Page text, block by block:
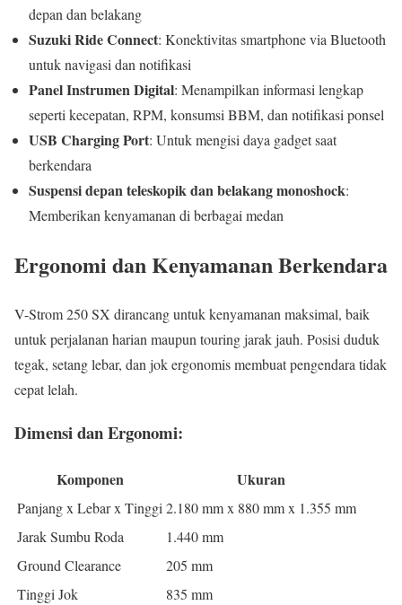
depan dan belakang
Suzuki Ride Connect: Konektivitas smartphone via Bluetooth
untuk navigasi dan notifikasi
Panel Instrumen Digital: Menampilkan informasi lengkap
seperti kecepatan, RPM, konsumsi BBM, dan notifikasi ponsel
USB Charging Port: Untuk mengisi daya gadget saat
berkendara
Suspensi depan teleskopik dan belakang monoshock:
Memberikan kenyamanan di berbagai medan
Ergonomi dan Kenyamanan Berkendara
V-Strom 250 SX dirancang untuk kenyamanan maksimal, baik
untuk perjalanan harian maupun touring jarak jauh. Posisi duduk
tegak, setang lebar, dan jok ergonomis membuat pengendara tidak
cepat lelah.
Dimensi dan Ergonomi:
Komponen Ukuran
Panjang x Lebar x Tinggi 2.180 mm x 880 mm x 1.355 mm
Jarak Sumbu Roda
1.440 mm
Ground Clearance
205 mm
Tinggi Jok
835 mm